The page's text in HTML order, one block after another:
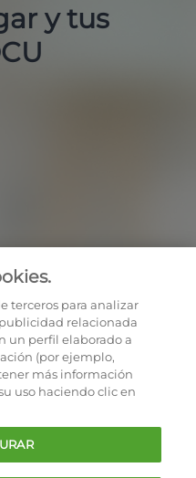
y tus
terceros para analizar
relacionada
un perfil elaborado a
(por ejemplo,
más información
uso haciendo clic en